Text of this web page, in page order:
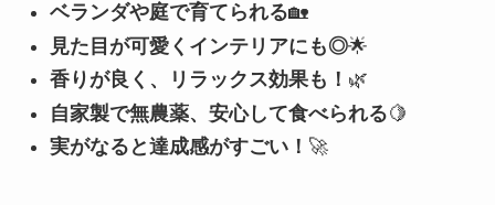
ベランダや庭で育てられる🏡
見た目が可愛くインテリアにも◎🌟
香りが良く、リラックス効果も！ 🌿
自家製で無農薬、安心して食べられる🍋
実がなると達成感がすごい！ 🚀